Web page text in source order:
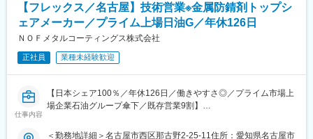
NWJは、その事業・技術・顧客との信頼関係を確実に引き継ぎな
がら、組織としては「新生NWJ」としての第一フェーズにありま
す。
は、これから形にしていく。そんな希少なタイミングでの募集で
す！
変更の範囲：会社の定める業務
■業務詳細：
＜主な職務内容＞
・鹿島エリアにおける石油精製・石油化学メーカーへの技術営業
活動
・水処理薬剤、プロセス添加剤、関連ソリューションの提案
・分析データ・運転条件をもとにした技術的な説明、改善提案
・海外（エコラボ／ナルコ）技術資料・事例の理解および提案へ
【フレックス／名古屋】技術営業※金属防錆剤トップシ
ェアメーカー／プライム上場日油G／年休126日
ＮＯＦメタルコーティングス株式会社
正社員 業種未経験歓迎
仕事内容
【日本シェア100％／年休126日／働きやすさ◎／プライム市場上
場企業石油グループ傘下／既存営業9割】
■業務内容について
＜勤務地詳細＞名古屋市西区那古野2-25-11住所：愛知県名古屋市